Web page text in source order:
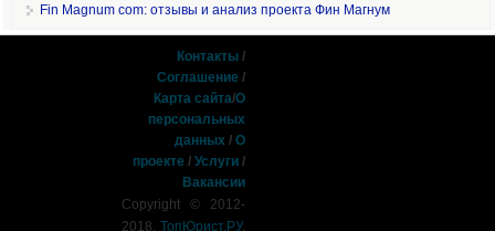
Fin Magnum com: отзывы и анализ проекта Фин Магнум
Контакты /
Соглашение /
Карта сайта/О
персональных
данных /О
проекте /Услуги /
Вакансии
Copyright © 2012-
2018,ТопЮрист.РУ.